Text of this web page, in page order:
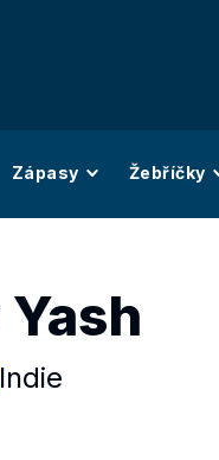
Zápasy Žebříčky
Indie